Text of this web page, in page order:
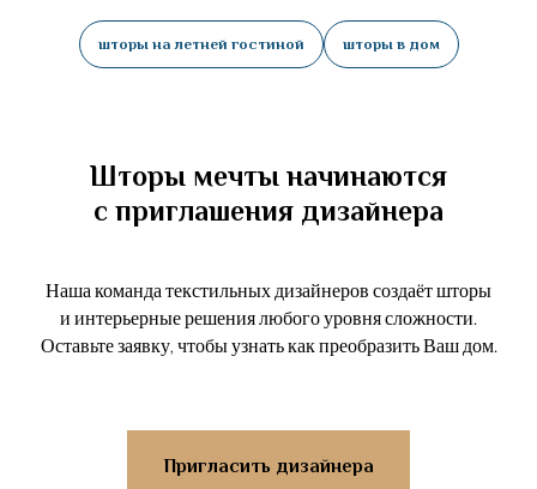
шторы на летней гостиной шторы в дом
Шторы мечты начинаются
с приглашения дизайнера
Наша команда текстильных дизайнеров создаёт шторы
и интерьерные решения любого уровня сложности.
Оставьте заявку, чтобы узнать как преобразить Ваш дом.
Пригласить дизайнера